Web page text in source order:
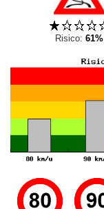
Risico:61%